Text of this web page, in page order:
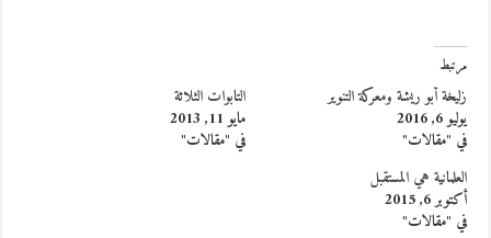
مرتبط
زليخة أبو ريشة ومعركة التنوير
يوليو 6, 2016
في "مقالات"
التابوات الثلاثة
مايو 11, 2013
في "مقالات"
العلمانية هي المستقبل
أكتوبر 6, 2015
في "مقالات"